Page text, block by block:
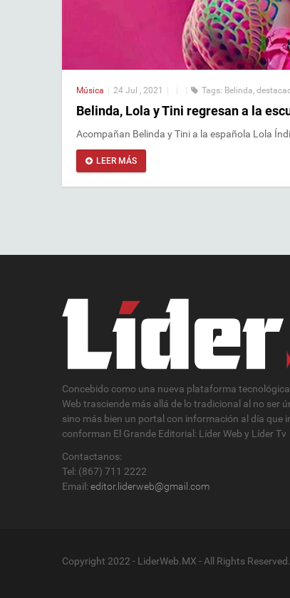
Música | 24 Jul , 2021 | | | Tags: Belinda
Belinda, Lola y Tini regresan a la
Acompañan Belinda y Tini a la española Lola
LEER MÁS
Concebido como una nueva plataforma
Web trasciende más allá de lo tradicional al no ser
sino más bien un portal con información al día que
conforman El Grande Editorial: Líder Web y Líder Tv
Contactanos:
Tel: (867) 711 2222
Email: editor.liderweb@gmail.com
Copyright 2022 - LiderWeb.MX - All Rights Reserved.